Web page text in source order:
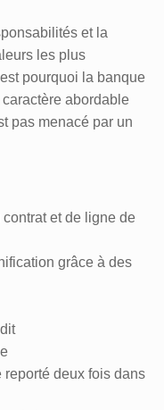
et la
les plus
pourquoi la banque
abordable
pas menacé par un
et de ligne de
grâce à des
reporté deux fois dans